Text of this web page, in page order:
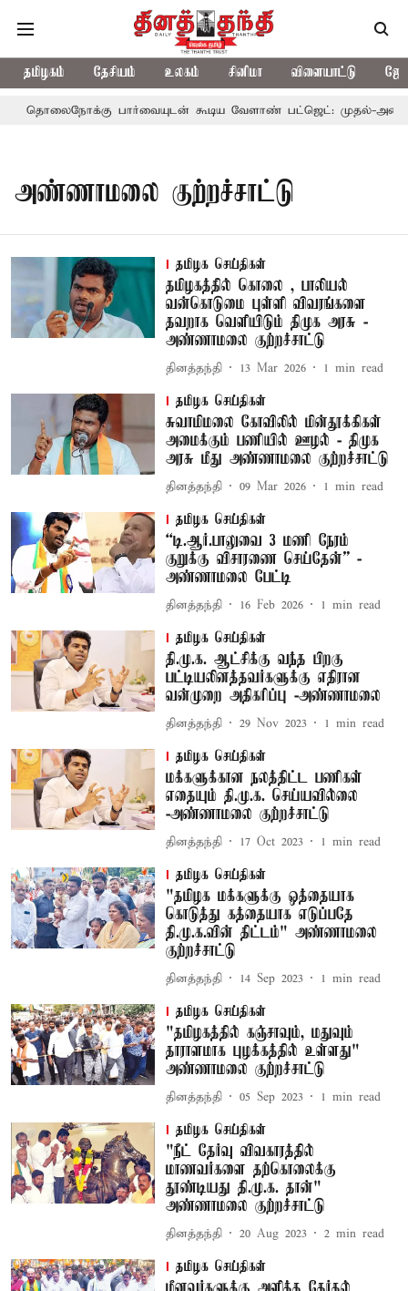
தமிழகம் தேசியம் உலகம் சினிமா விளையாட்டு
தொலைநோக்கு பார்வையுடன் கூடிய வேளாண் பட்ஜெட்: முதல்-
அண்ணாமலை குற்றச்சாட்டு
தமிழக செய்திகள்
தமிழகத்தில் கொலை , பாலியல்
வன்கொடுமை புள்ளி விவரங்களை
தவறாக வெளியிடும் திமுக அரசு -
அண்ணாமலை குற்றச்சாட்டு
தினத்தந்தி 13 Mar 2026 1 min read
தமிழக செய்திகள்
சுவாமிமலை கோவிலில் மின்தூக்கிகள்
அமைக்கும் பணியில் ஊழல் - திமுக
அரசு மீது அண்ணாமலை குற்றச்சாட்டு
தினத்தந்தி 09 Mar 2026 1 min read
தமிழக செய்திகள்
“டி.ஆர்.பாலுவை 3 மணி நேரம்
குறுக்கு விசாரணை செய்தேன்” -
அண்ணாமலை பேட்டி
தினத்தந்தி 16 Feb 2026 1 min read
தமிழக செய்திகள்
தி.மு.க. ஆட்சிக்கு வந்த பிறகு
பட்டியலினத்தவர்களுக்கு எதிரான
வன்முறை அதிகரிப்பு -அண்ணாமலை
தினத்தந்தி 29 Nov 2023 1 min read
தமிழக செய்திகள்
மக்களுக்கான நலத்திட்ட பணிகள்
எதையும் தி.மு.க. செய்யவில்லை
-அண்ணாமலை குற்றச்சாட்டு
தினத்தந்தி 17 Oct 2023 1 min read
தமிழக செய்திகள்
"தமிழக மக்களுக்கு ஒத்தையாக
கொடுத்து கத்தையாக எடுப்பதே
தி.மு.க.வின் திட்டம்" அண்ணாமலை
குற்றச்சாட்டு
தினத்தந்தி 14 Sep 2023 1 min read
தமிழக செய்திகள்
"தமிழகத்தில் கஞ்சாவும், மதுவும்
தாராளமாக புழக்கத்தில் உள்ளது"
அண்ணாமலை குற்றச்சாட்டு
தினத்தந்தி 05 Sep 2023 1 min read
தமிழக செய்திகள்
"நீட் தேர்வு விவகாரத்தில்
மாணவர்களை தற்கொலைக்கு
தூண்டியது தி.மு.க. தான்"
அண்ணாமலை குற்றச்சாட்டு
தினத்தந்தி 20 Aug 2023 2 min read
தமிழக செய்திகள்